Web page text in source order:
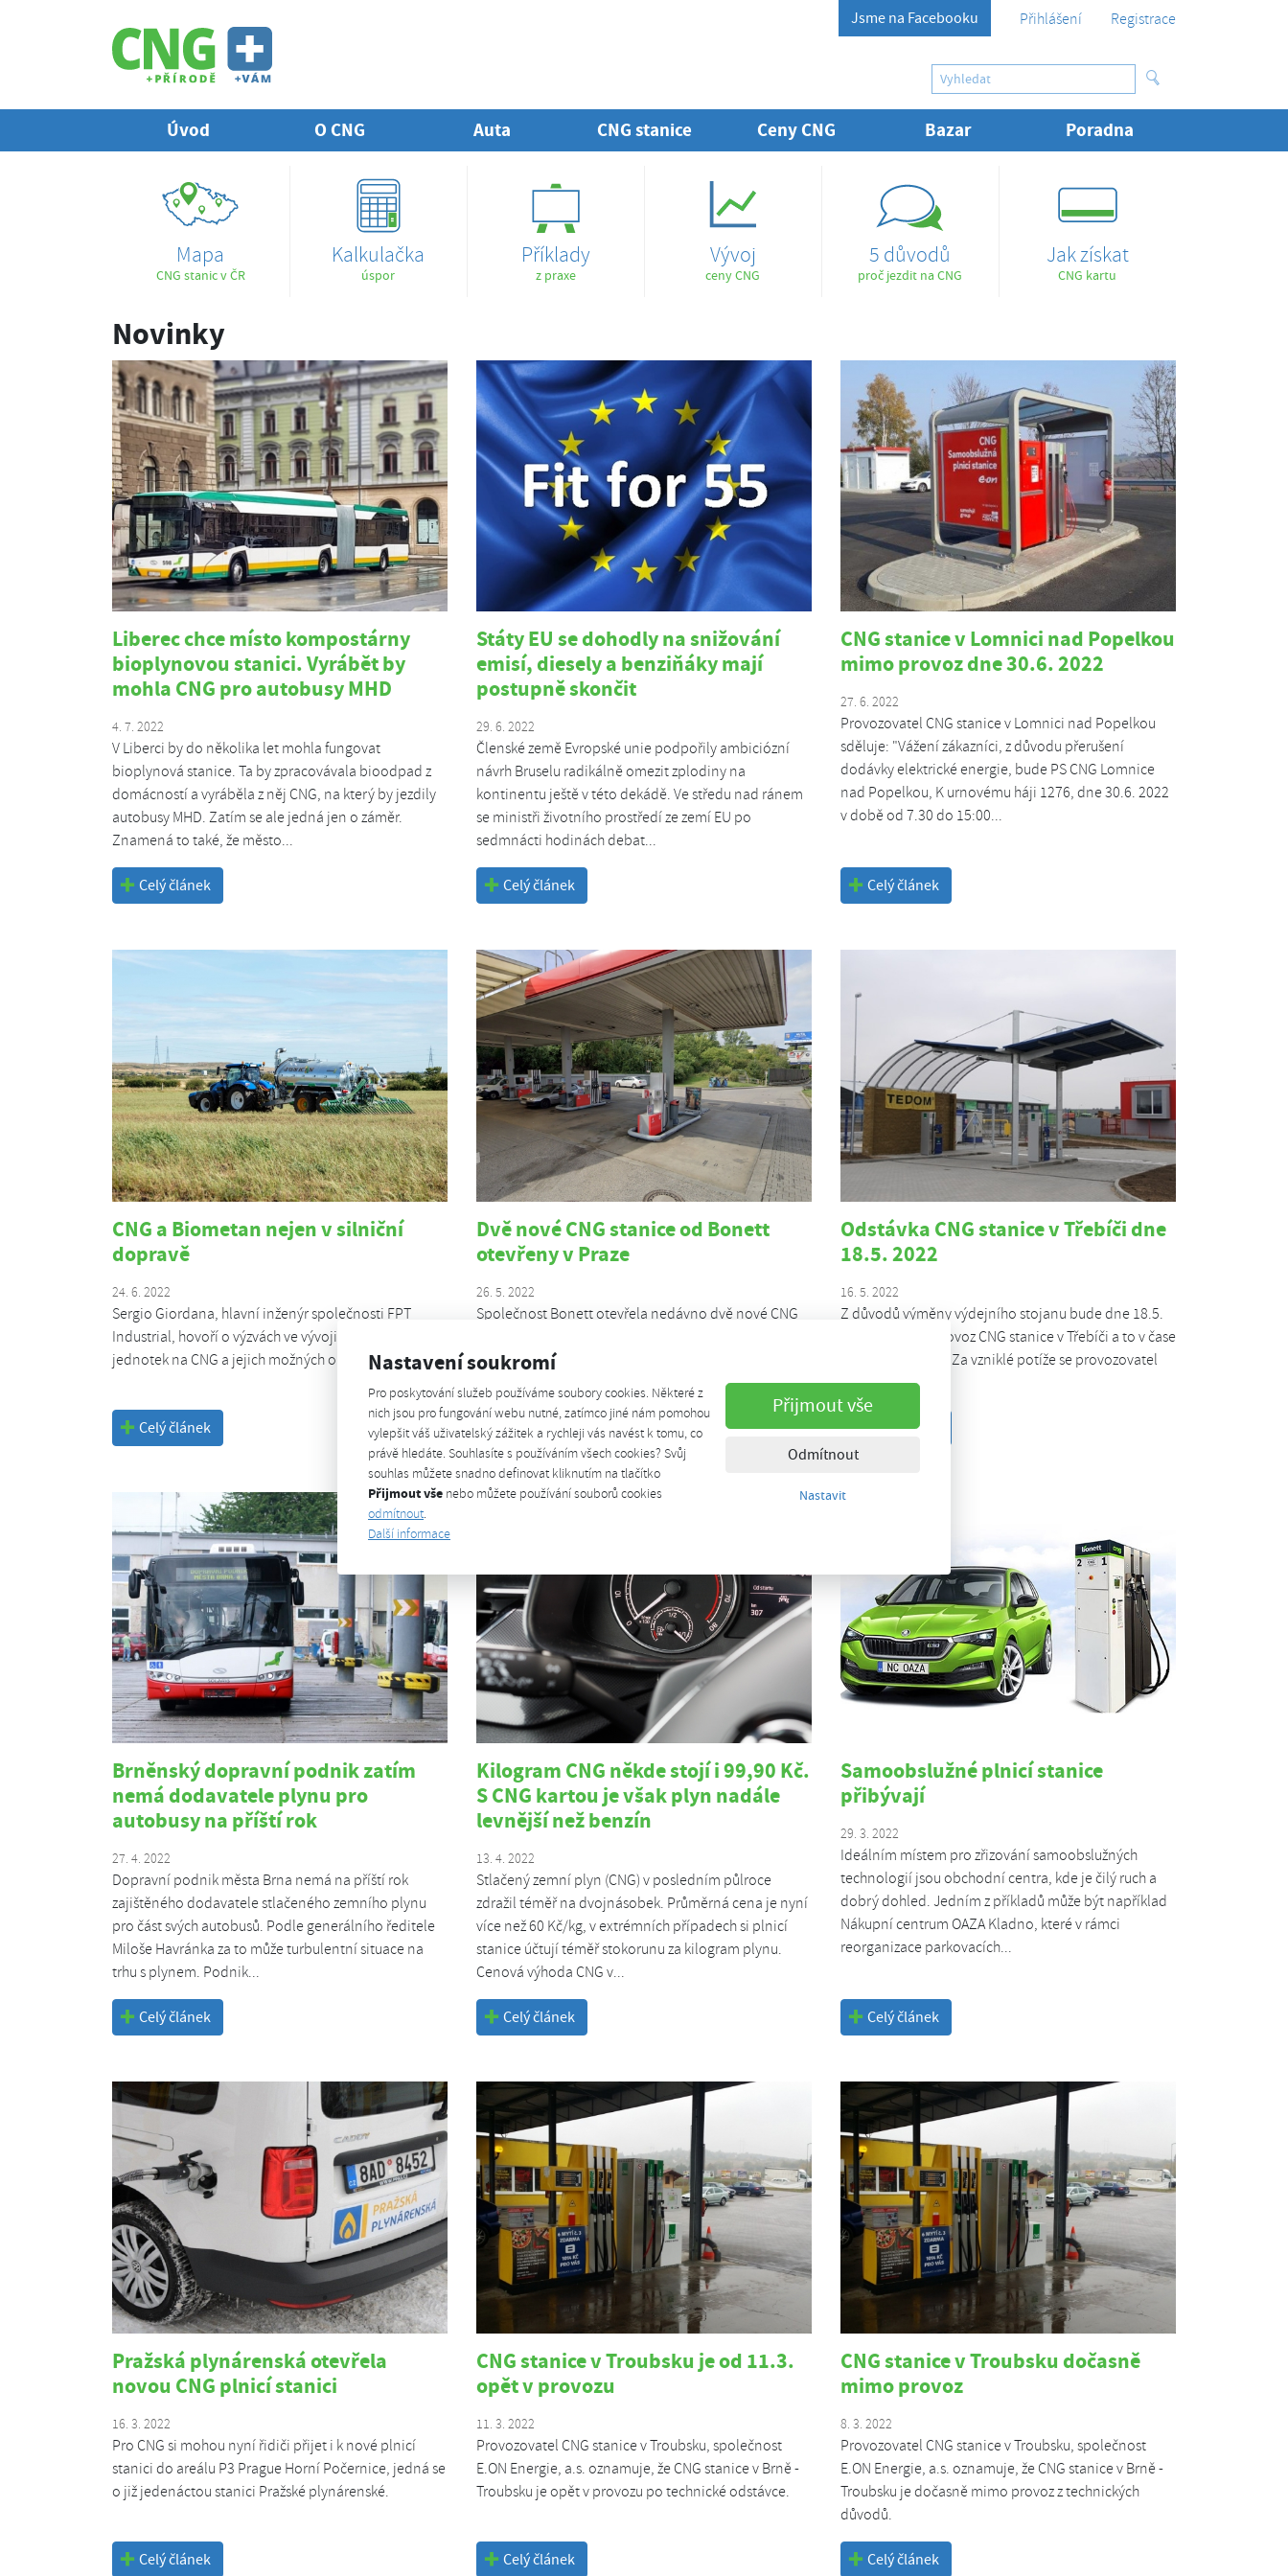
Nastavení soukromí
Pro poskytování služeb používáme soubory cookies. Některé z
nich jsou pro fungování webu nutné, zatímco jiné nám pomohou
vylepšit váš uživatelský zážitek a rychleji vás navést k tomu, co
právě hledáte. Souhlasíte s používáním všech cookies? Svůj
souhlas můžete snadno definovat kliknutím na tlačítko
Přijmout vše nebo můžete používání souborů cookies
odmítnout.
Další informace
Přijmout vše
Odmítnout
Nastavit
Jsme na Facebooku Přihlášení Registrace
Úvod O CNG Auta CNG stanice Ceny CNG Bazar Poradna
Mapa
CNG stanic v ČR
Kalkulačka
úspor
Příklady
z praxe
Vývoj
ceny CNG
5 důvodů
proč jezdit na CNG
Jak získat
CNG kartu
Novinky
Liberec chce místo kompostárny
bioplynovou stanici. Vyrábět by
mohla CNG pro autobusy MHD
4. 7. 2022
V Liberci by do několika let mohla fungovat
bioplynová stanice. Ta by zpracovávala bioodpad z
domácností a vyráběla z něj CNG, na který by jezdily
autobusy MHD. Zatím se ale jedná jen o záměr.
Znamená to také, že město...
Celý článek
Státy EU se dohodly na snižování
emisí, diesely a benziňáky mají
postupně skončit
29. 6. 2022
Členské země Evropské unie podpořily ambiciózní
návrh Bruselu radikálně omezit zplodiny na
kontinentu ještě v této dekádě. Ve středu nad ránem
se ministři životního prostředí ze zemí EU po
sedmnácti hodinách debat...
Celý článek
CNG stanice v Lomnici nad Popelkou
mimo provoz dne 30.6. 2022
27. 6. 2022
Provozovatel CNG stanice v Lomnici nad Popelkou
sděluje: "Vážení zákazníci, z důvodu přerušení
dodávky elektrické energie, bude PS CNG Lomnice
nad Popelkou, K urnovému háji 1276, dne 30.6. 2022
v době od 7.30 do 15:00...
Celý článek
CNG a Biometan nejen v silniční
dopravě
24. 6. 2022
Sergio Giordana, hlavní inženýr společnosti FPT
Industrial, hovoří o výzvách ve vývoji pohonných
jednotek na CNG a jejich možných oblastech použití.
Celý článek
Dvě nové CNG stanice od Bonett
otevřeny v Praze
26. 5. 2022
Společnost Bonett otevřela nedávno dvě nové CNG
Záběhlicích a druhou v areálu Makro na Černém
Celý článek
Odstávka CNG stanice v Třebíči dne
18.5. 2022
16. 5. 2022
Z důvodů výměny výdejního stojanu bude dne 18.5.
2022 přerušen provoz CNG stanice v Třebíči a to v čase
mezi 9:00 - 17:00. Za vzniklé potíže se provozovatel
omlouvá.
Celý článek
Brněnský dopravní podnik zatím
nemá dodavatele plynu pro
autobusy na příští rok
27. 4. 2022
Dopravní podnik města Brna nemá na příští rok
zajištěného dodavatele stlačeného zemního plynu
pro část svých autobusů. Podle generálního ředitele
Miloše Havránka za to může turbulentní situace na
trhu s plynem. Podnik...
Celý článek
Kilogram CNG někde stojí i 99,90 Kč.
S CNG kartou je však plyn nadále
levnější než benzín
13. 4. 2022
Stlačený zemní plyn (CNG) v posledním půlroce
zdražil téměř na dvojnásobek. Průměrná cena je nyní
více než 60 Kč/kg, v extrémních případech si plnicí
stanice účtují téměř stokorunu za kilogram plynu.
Cenová výhoda CNG v...
Celý článek
Samoobslužné plnicí stanice
přibývají
29. 3. 2022
Ideálním místem pro zřizování samoobslužných
technologií jsou obchodní centra, kde je čilý ruch a
dobrý dohled. Jedním z příkladů může být například
Nákupní centrum OAZA Kladno, které v rámci
reorganizace parkovacích...
Celý článek
Pražská plynárenská otevřela
novou CNG plnicí stanici
16. 3. 2022
Pro CNG si mohou nyní řidiči přijet i k nové plnicí
stanici do areálu P3 Prague Horní Počernice, jedná se
o již jedenáctou stanici Pražské plynárenské.
Celý článek
CNG stanice v Troubsku je od 11.3.
opět v provozu
11. 3. 2022
Provozovatel CNG stanice v Troubsku, společnost
E.ON Energie, a.s. oznamuje, že CNG stanice v Brně -
Troubsku je opět v provozu po technické odstávce.
Celý článek
CNG stanice v Troubsku dočasně
mimo provoz
8. 3. 2022
Provozovatel CNG stanice v Troubsku, společnost
E.ON Energie, a.s. oznamuje, že CNG stanice v Brně -
Troubsku je dočasně mimo provoz z technických
důvodů.
Celý článek